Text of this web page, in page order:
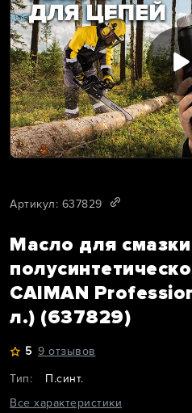
Артикул: 637829
Масло для
CAIMAN
л.) (637829)
5 9 отзывов
Тип:
П.синт.
Все характеристики